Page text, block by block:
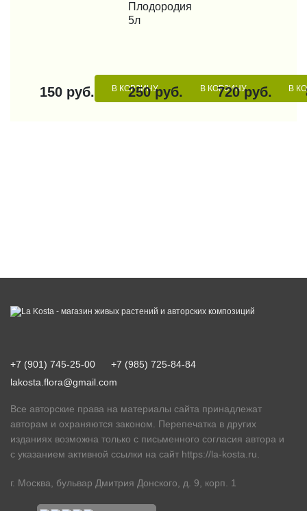
150 руб. В КОРЗИНУ
Плодородия
5л
250 руб. В КОРЗИНУ
720 руб. В
+7 (901) 745-25-00
+7 (985) 725-84-84
lakosta.flora@gmail.com
Все авторские права на материалы сайта принадлежат
авторам и охраняются законом. Перепечатка в других
изданиях возможна только с письменного согласия автора и
с указанием активной ссылки на сайт https://la-kosta.ru
г. Москва, бульвар Дмитрия Донского, д. 9, корп. 1